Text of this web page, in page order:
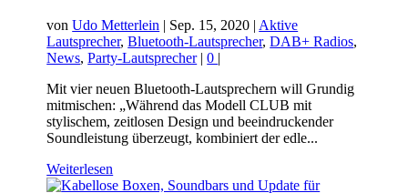
vonUdo Metterlein | Sep. 15, 2020 | Aktive
Lautsprecher,Bluetooth-Lautsprecher,DAB+ Radios,
News,Party-Lautsprecher|0 |
Mit vier neuen Bluetooth-Lautsprechern will Grundig
mitmischen: „Während das Modell CLUB mit
stylischem, zeitlosen Design und beeindruckender
Soundleistung überzeugt, kombiniert der edle...
Weiterlesen